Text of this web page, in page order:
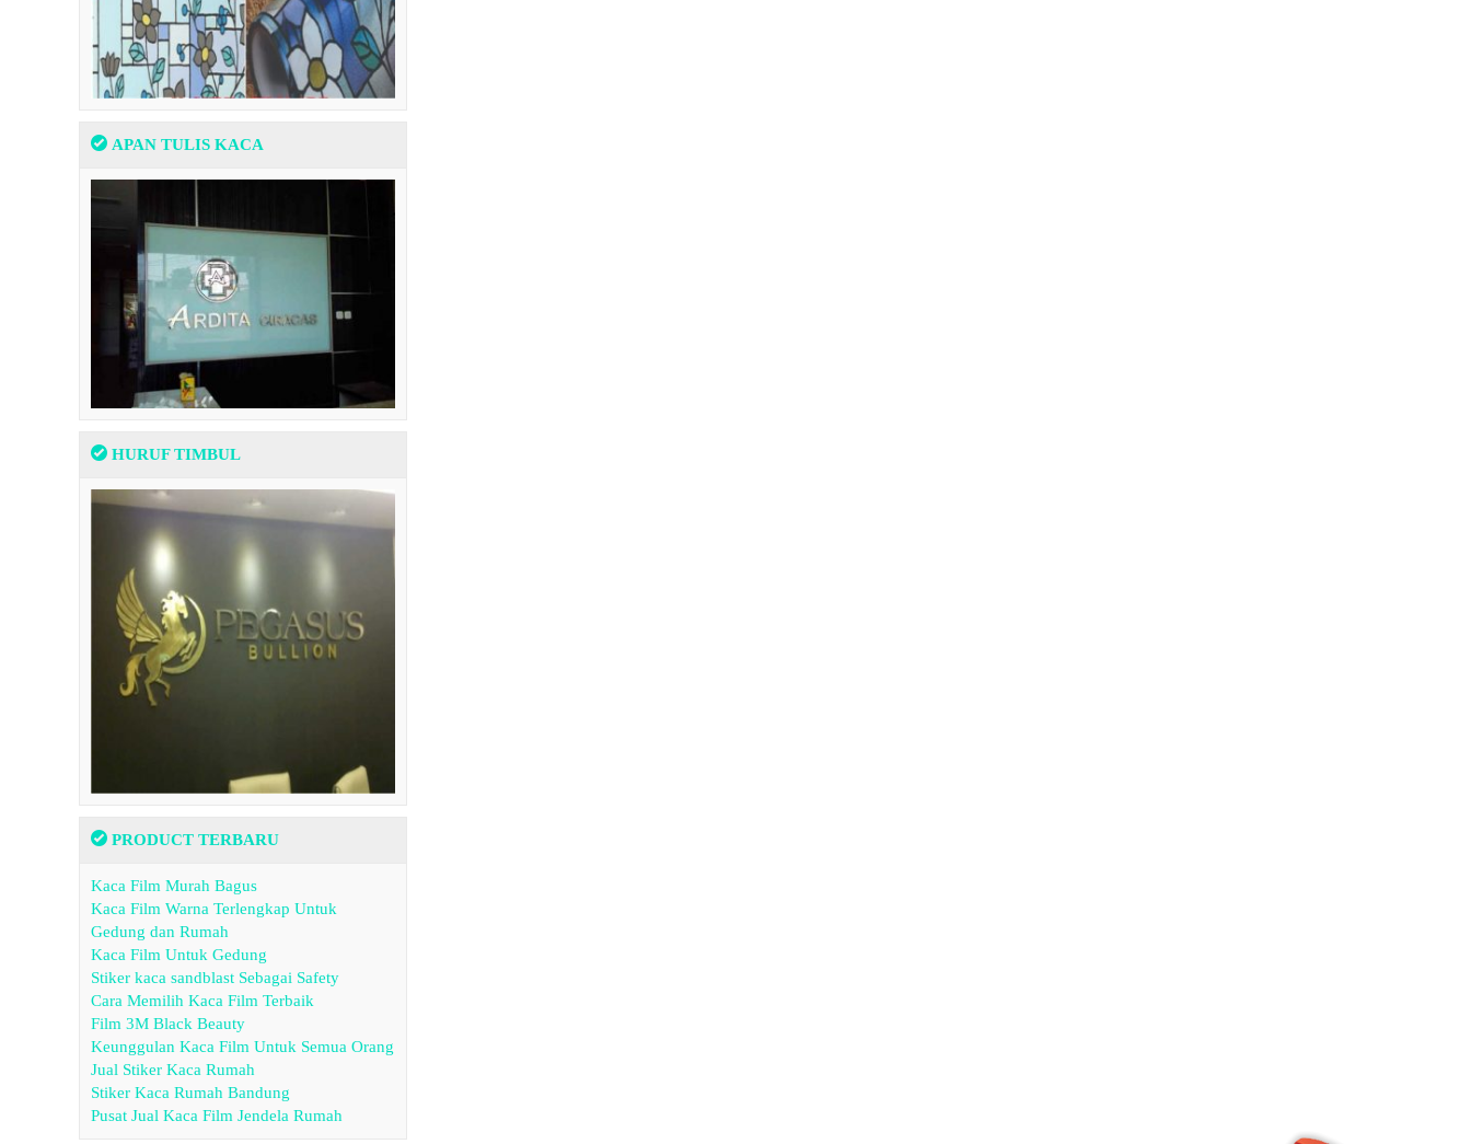
APAN TULIS KACA
HURUF TIMBUL
PRODUCT TERBARU
Kaca Film Murah Bagus
Kaca Film Warna Terlengkap Untuk
Gedung dan Rumah
Kaca Film Untuk Gedung
Stiker kaca sandblast Sebagai Safety
Cara Memilih Kaca Film Terbaik
Film 3M Black Beauty
Keunggulan Kaca Film Untuk Semua Orang
Jual Stiker Kaca Rumah
Stiker Kaca Rumah Bandung
Pusat Jual Kaca Film Jendela Rumah